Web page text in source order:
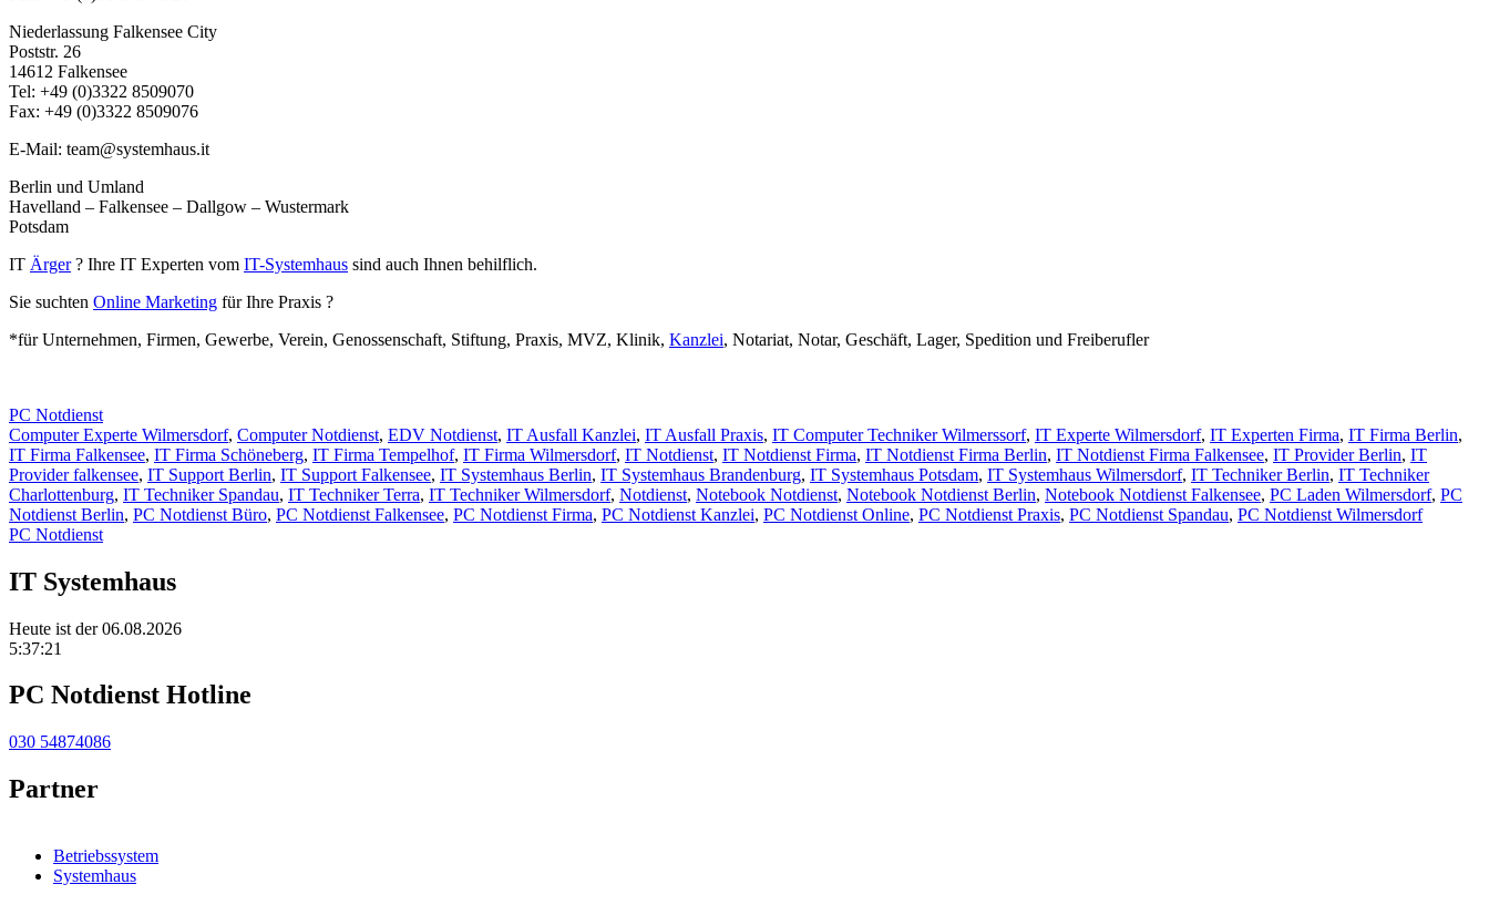
Niederlassung Falkensee City
Poststr. 26
14612 Falkensee
Tel: +49 (0)3322 8509070
Fax: +49 (0)3322 8509076
E-Mail: team@systemhaus.it
Berlin und Umland
Havelland – Falkensee – Dallgow – Wustermark
Potsdam
IT Ärger? Ihre IT Experten vom IT-Systemhaus sind auch Ihnen behilflich.
Sie suchten Online Marketing für Ihre Praxis ?
*für Unternehmen, Firmen, Gewerbe, Verein, Genossenschaft, Stiftung, Praxis, MVZ, Klinik, Kanzlei, Notariat, Notar, Geschäft, Lager, Spedition und Freiberufler
PC Notdienst
Computer Experte Wilmersdorf, Computer Notdienst, EDV Notdienst, IT Ausfall Kanzlei, IT Ausfall Praxis, IT Computer Techniker Wilmerssorf, IT Experte Wilmersdorf, IT Experten Firma, IT Firma Berlin,
IT Firma Falkensee, IT Firma Schöneberg, IT Firma Tempelhof, IT Firma Wilmersdorf, IT Notdienst, IT Notdienst Firma, IT Notdienst Firma Berlin, IT Notdienst Firma Falkensee, IT Provider Berlin, IT
Provider falkensee, IT Support Berlin, IT Support Falkensee, IT Systemhaus Berlin, IT Systemhaus Brandenburg, IT Systemhaus Potsdam, IT Systemhaus Wilmersdorf, IT Techniker Berlin, IT Techniker
Charlottenburg, IT Techniker Spandau, IT Techniker Terra, IT Techniker Wilmersdorf, Notdienst, Notebook Notdienst, Notebook Notdienst Berlin, Notebook Notdienst Falkensee, PC Laden Wilmersdorf, PC
Notdienst Berlin, PC Notdienst Büro, PC Notdienst Falkensee, PC Notdienst Firma, PC Notdienst Kanzlei, PC Notdienst Online, PC Notdienst Praxis, PC Notdienst Spandau, PC Notdienst Wilmersdorf
PC Notdienst
IT Systemhaus
Heute ist der 06.08.2026
5:37:21
PC Notdienst Hotline
030 54874086
Partner
Betriebssystem
Systemhaus